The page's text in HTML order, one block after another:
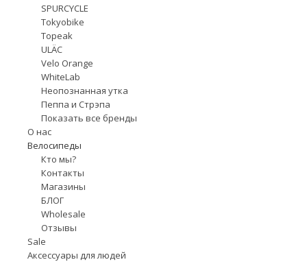
SPURCYCLE
Tokyobike
Topeak
ULÄC
Velo Orange
WhiteLab
Неопознанная утка
Пеппа и Стрэпа
Показать все бренды
О нас
Велосипеды
Кто мы?
Контакты
Магазины
БЛОГ
Wholesale
Отзывы
Sale
Аксессуары для людей